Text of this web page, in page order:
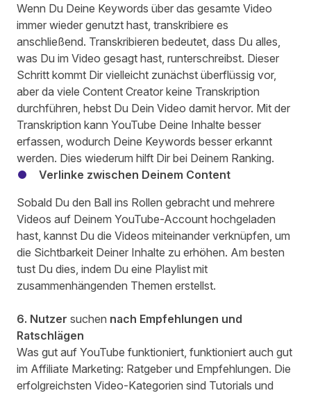
Wenn Du Deine Keywords über das gesamte Video
immer wieder genutzt hast, transkribiere es
anschließend. Transkribieren bedeutet, dass Du alles,
was Du im Video gesagt hast, runterschreibst. Dieser
Schritt kommt Dir vielleicht zunächst überflüssig vor,
aber da viele Content Creator keine Transkription
durchführen, hebst Du Dein Video damit hervor. Mit der
Transkription kann YouTube Deine Inhalte besser
erfassen, wodurch Deine Keywords besser erkannt
werden. Dies wiederum hilft Dir bei Deinem Ranking.
Verlinke zwischen Deinem Content
Sobald Du den Ball ins Rollen gebracht und mehrere
Videos auf Deinem YouTube-Account hochgeladen
hast, kannst Du die Videos miteinander verknüpfen, um
die Sichtbarkeit Deiner Inhalte zu erhöhen. Am besten
tust Du dies, indem Du eine Playlist mit
zusammenhängenden Themen erstellst.
6. Nutzer suchen nach Empfehlungen und
Ratschlägen
Was gut auf YouTube funktioniert, funktioniert auch gut
im Affiliate Marketing: Ratgeber und Empfehlungen. Die
erfolgreichsten Video-Kategorien sind Tutorials und